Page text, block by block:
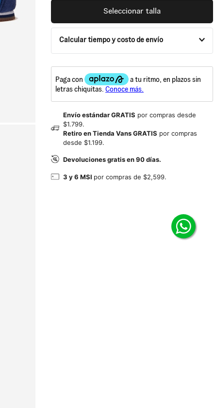
Seleccionar talla
Calcular tiempo y costo de envío
Envío estándar GRATIS por compras desde
$1.799.
Retiro en Tienda Vans GRATIS por compras
desde $1.199.
Devoluciones gratis en 90 días.
3 y 6 MSI por compras de $2,599.